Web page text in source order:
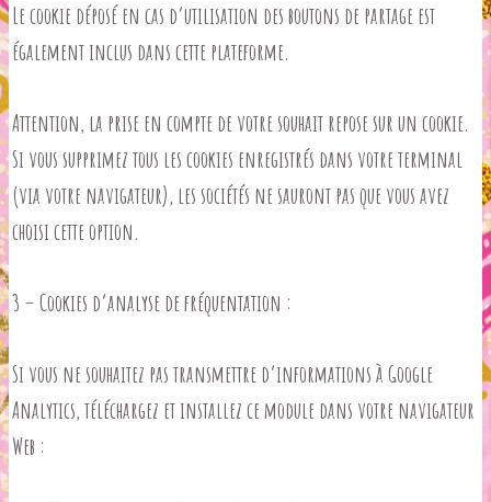
Le cookie déposé en cas d’utilisation des boutons de partage est
également inclus dans cette plateforme.
Attention, la prise en compte de votre souhait repose sur un cookie.
Si vous supprimez tous les cookies enregistrés dans votre terminal
(via votre navigateur), les sociétés ne sauront pas que vous avez
choisi cette option.
3 – Cookies d’analyse de fréquentation :
Si vous ne souhaitez pas transmettre d’informations à Google
Analytics, téléchargez et installez ce module dans votre navigateur
Web :